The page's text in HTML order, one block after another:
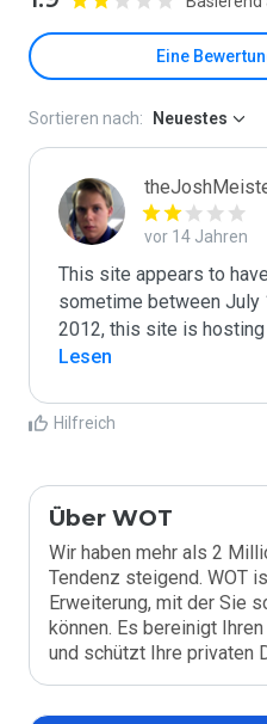
Eine
Sortieren nach: Neuestes
vor 14 Jahren
This site appears to
sometime between July
2012, this site is
Lesen
Hilfreich
Über WOT
Wir haben mehr als 2
Tendenz steigend. WOT
Erweiterung, mit der Sie
können. Es bereinigt
und schützt Ihre privaten